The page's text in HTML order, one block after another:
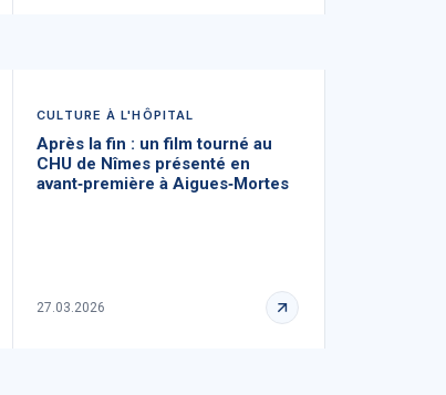
CULTURE À L'HÔPITAL
Après la fin : un film tourné au
CHU de Nîmes présenté en
avant‑première à Aigues‑Mortes
27.03.2026